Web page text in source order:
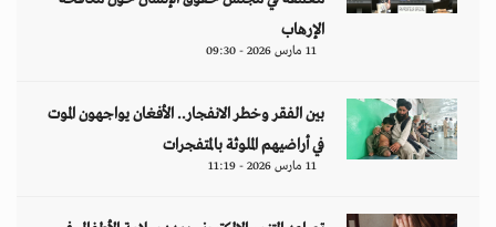
الإرهاب
11 مارس 2026 - 09:30
بين الفقر وخطر الانفجار.. الأفغان يواجهون الموت
في أراضيهم الملوثة بالمتفجرات
11 مارس 2026 - 11:19